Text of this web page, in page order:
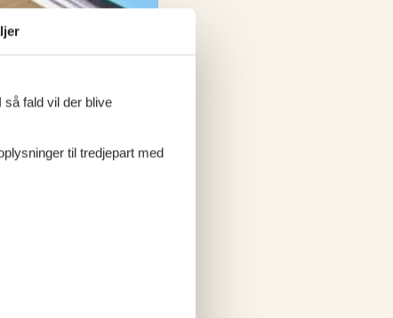
fald vil der blive
til tredjepart med